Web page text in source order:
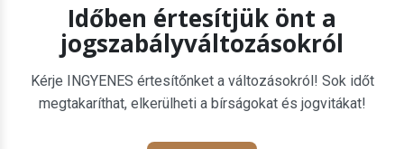
Időben értesítjük önt a
jogszabályváltozásokról
Kérje INGYENES értesítőnket a változásokról! Sok időt
megtakaríthat, elkerülheti a bírságokat és jogvitákat!